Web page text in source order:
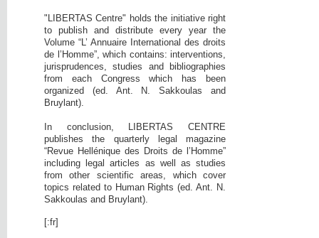
"LIBERTAS Centre" holds the initiative right
to publish and distribute every year the
Volume “L’ Annuaire International des droits
de l’Homme”, which contains: interventions,
jurisprudences, studies and bibliographies
from each Congress which has been
organized (ed. Ant. N. Sakkoulas and
Bruylant).
In conclusion, LIBERTAS CENTRE
publishes the quarterly legal magazine
“Revue Hellénique des Droits de l’Homme”
including legal articles as well as studies
from other scientific areas, which cover
topics related to Human Rights (ed. Ant. N.
Sakkoulas and Bruylant).
[:fr]